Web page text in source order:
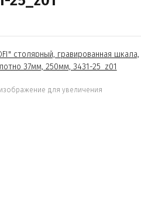
для увеличения